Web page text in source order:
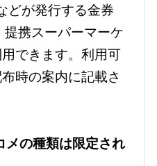
どが発行する金券
携スーパーマーケ
できます。利用可
時の案内に記載さ
メの種類は限定され